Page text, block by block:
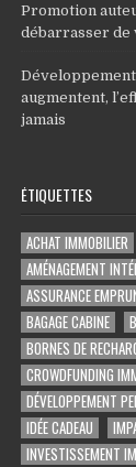
Promotion
débarrasser de
augmentent,
jamais
ÉTIQUETTES
ACHAT IMMOBILIER
AMÉNAGEMENT
ASSURANCE
BAGAGE CABINE
BORNES DE
CROWDFUNDING
DÉVELOPPEMENT
IDÉE CADEAU
INVESTISSEMENT